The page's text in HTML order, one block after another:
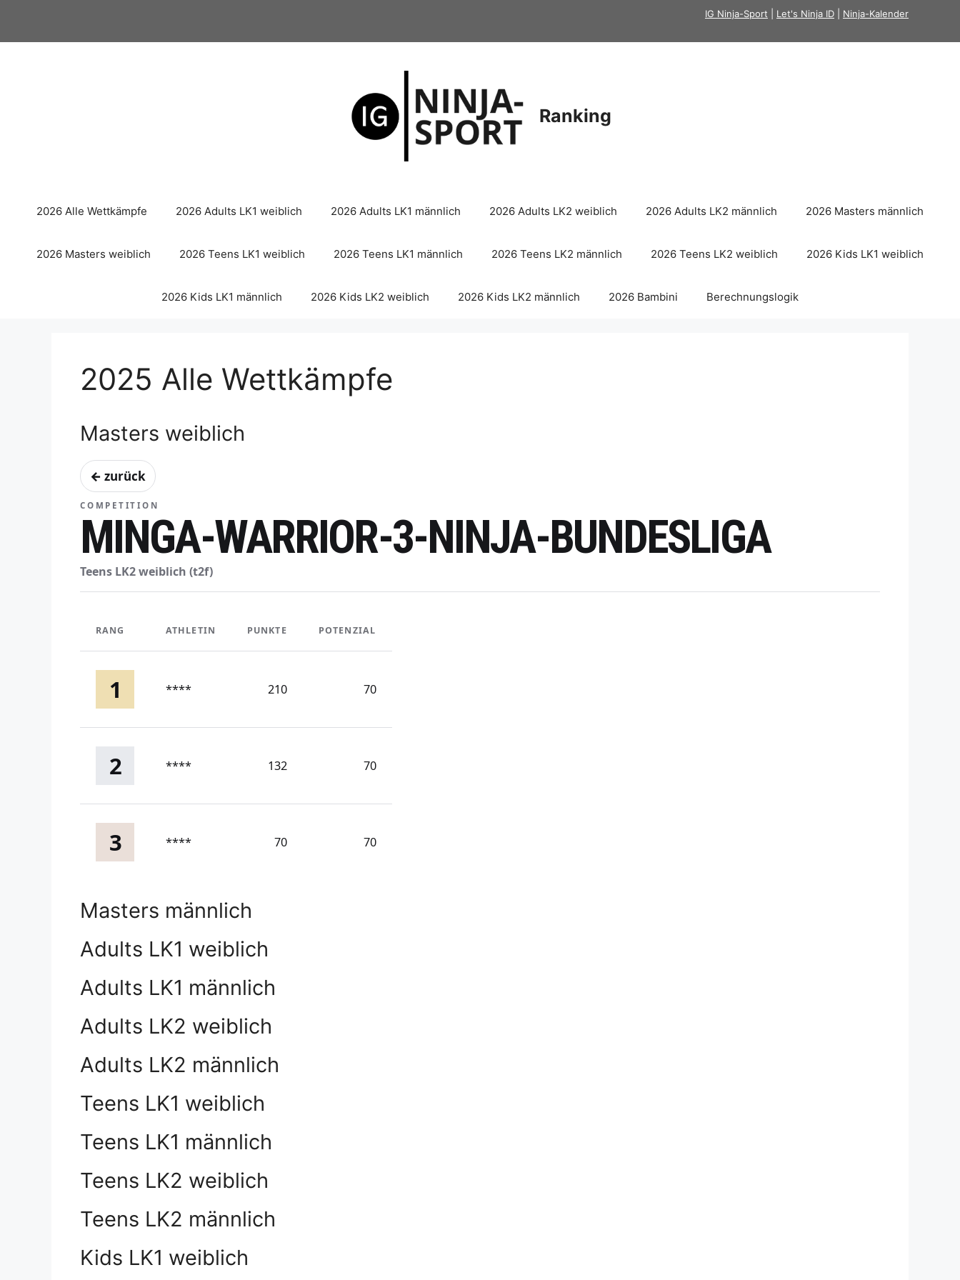
springen
IG Ninja-Sport Let's Ninja ID Ninja-Kalender
Ranking
2026 Alle Wettkämpfe 2026 Adults LK1 weiblich 2026 Adults LK1 männlich 2026 Adults LK2 weiblich 2026 Adults LK2 männlich 2026 Masters männlich
2026 Masters weiblich 2026 Teens LK1 weiblich 2026 Teens LK1 männlich 2026 Teens LK2 männlich 2026 Teens LK2 weiblich 2026 Kids LK1 weiblich
2026 Kids LK1 männlich 2026 Kids LK2 weiblich 2026 Kids LK2 männlich 2026 Bambini Berechnungslogik
2025 Alle Wettkämpfe
Masters weiblich
← zurück
COMPETITION
MINGA-WARRIOR-3-NINJA-BUNDESLIGA
Teens LK2 weiblich (t2f)
RANG ATHLETIN PUNKTE POTENZIAL
1 **** 210 70
2 **** 132 70
3 **** 70 70
Masters männlich
Adults LK1 weiblich
Adults LK1 männlich
Adults LK2 weiblich
Adults LK2 männlich
Teens LK1 weiblich
Teens LK1 männlich
Teens LK2 weiblich
Teens LK2 männlich
Kids LK1 weiblich